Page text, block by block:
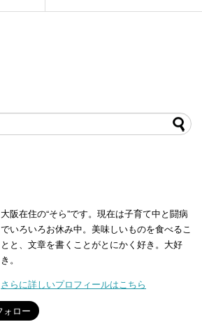
大阪在住の“そら”です。現在は子育て中と闘病
でいろいろお休み中。美味しいものを食べるこ
とと、文章を書くことがとにかく好き。大好
き。
さらに詳しいプロフィールはこちら